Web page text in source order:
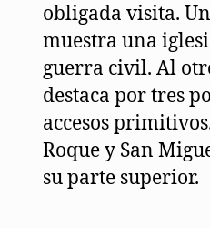
obligada visita.
muestra una
guerra civil. Al
destaca por tres
accesos
Roque y San
su parte superior.